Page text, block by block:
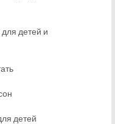
детей и
детей